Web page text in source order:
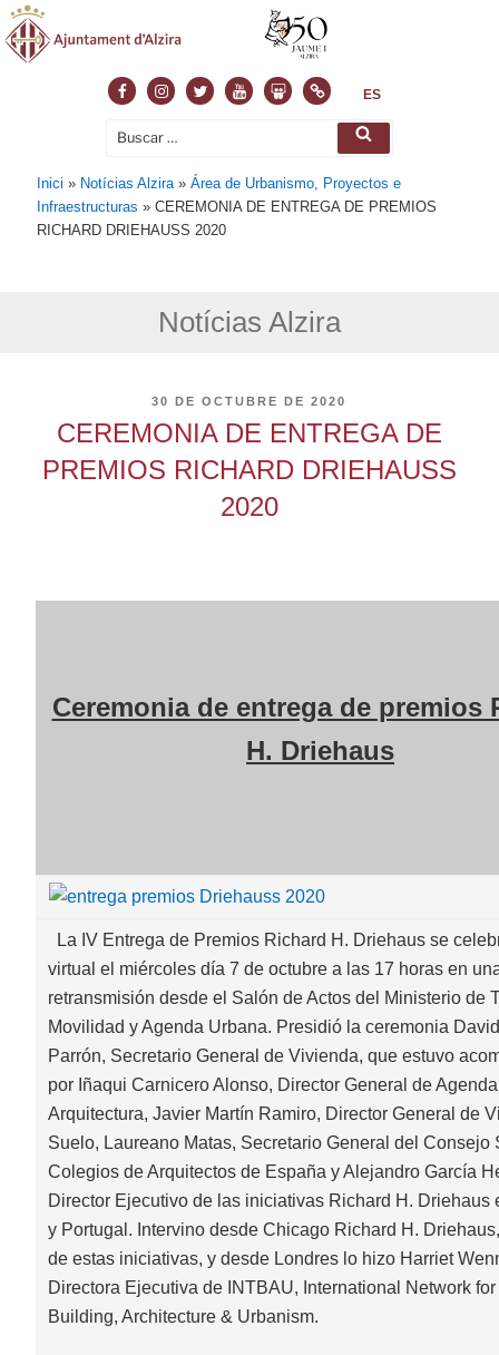
FacebookInstagram
TwitterYoutubeSlideshare
NormasES
Buscar
Buscar
Inici » Notícias Alzira »Área de Urbanismo, Proyectos e
Infraestructuras »CEREMONIA DE ENTREGA DE PREMIOS
RICHARD DRIEHAUSS 2020
Notícias Alzira
PUBLICADO
30 DE OCTUBRE DE 2020
CEREMONIA DE ENTREGA DE
PREMIOS RICHARD DRIEHAUSS
2020
Ceremonia de entrega de premios
H. Driehaus
La IV Entrega de Premios Richard H. Driehaus se
virtual el miércoles día 7 de octubre a las 17 horas en
retransmisión desde el Salón de Actos del Ministerio de
Movilidad y Agenda Urbana. Presidió la ceremonia
Parrón, Secretario General de Vivienda, que estuvo
por Iñaqui Carnicero Alonso, Director General de
Arquitectura, Javier Martín Ramiro, Director General de
Suelo, Laureano Matas, Secretario General del Consejo
Colegios de Arquitectos de España y Alejandro García
Director Ejecutivo de las iniciativas Richard H. Driehaus
y Portugal. Intervino desde Chicago Richard H.
de estas iniciativas, y desde Londres lo hizo Harriet
Directora Ejecutiva de INTBAU, International Network
Building, Architecture & Urbanism.